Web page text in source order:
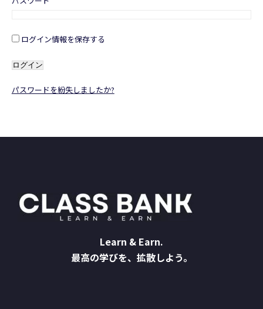
ログイン情報を保存する
パスワードを紛失しましたか?
Learn & Earn.
最高の学びを、拡散しよう。